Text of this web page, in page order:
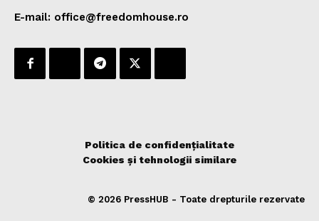
E-mail: office@freedomhouse.ro
Politica de confidențialitate
Cookies și tehnologii similare
© 2026 PressHUB - Toate drepturile rezervate